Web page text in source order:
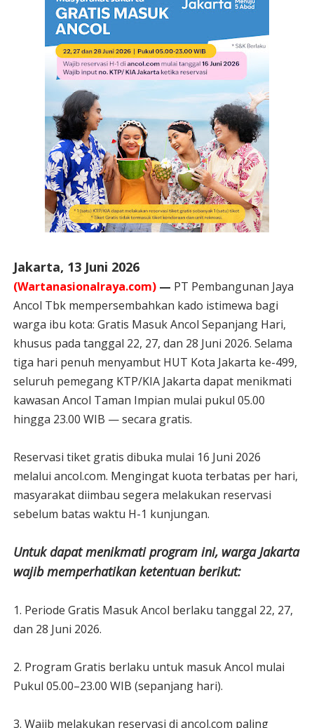
Jakarta, 13 Juni 2026
(Wartanasionalraya.com) — PT Pembangunan Jaya
Ancol Tbk mempersembahkan kado istimewa bagi
warga ibu kota: Gratis Masuk Ancol Sepanjang Hari,
khusus pada tanggal 22, 27, dan 28 Juni 2026. Selama
tiga hari penuh menyambut HUT Kota Jakarta ke-499,
seluruh pemegang KTP/KIA Jakarta dapat menikmati
kawasan Ancol Taman Impian mulai pukul 05.00
hingga 23.00 WIB — secara gratis.
Reservasi tiket gratis dibuka mulai 16 Juni 2026
melalui ancol.com. Mengingat kuota terbatas per hari,
masyarakat diimbau segera melakukan reservasi
sebelum batas waktu H-1 kunjungan.
Untuk dapat menikmati program ini, warga Jakarta
wajib memperhatikan ketentuan berikut:
1. Periode Gratis Masuk Ancol berlaku tanggal 22, 27,
dan 28 Juni 2026.
2. Program Gratis berlaku untuk masuk Ancol mulai
Pukul 05.00–23.00 WIB (sepanjang hari).
3. Wajib melakukan reservasi di ancol.com paling